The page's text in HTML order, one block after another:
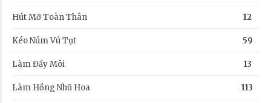
Hút Mỡ Toàn Thân 12
Kéo Núm Vú Tụt 59
Làm Đầy Môi 13
Làm Hồng Nhũ Hoa 113